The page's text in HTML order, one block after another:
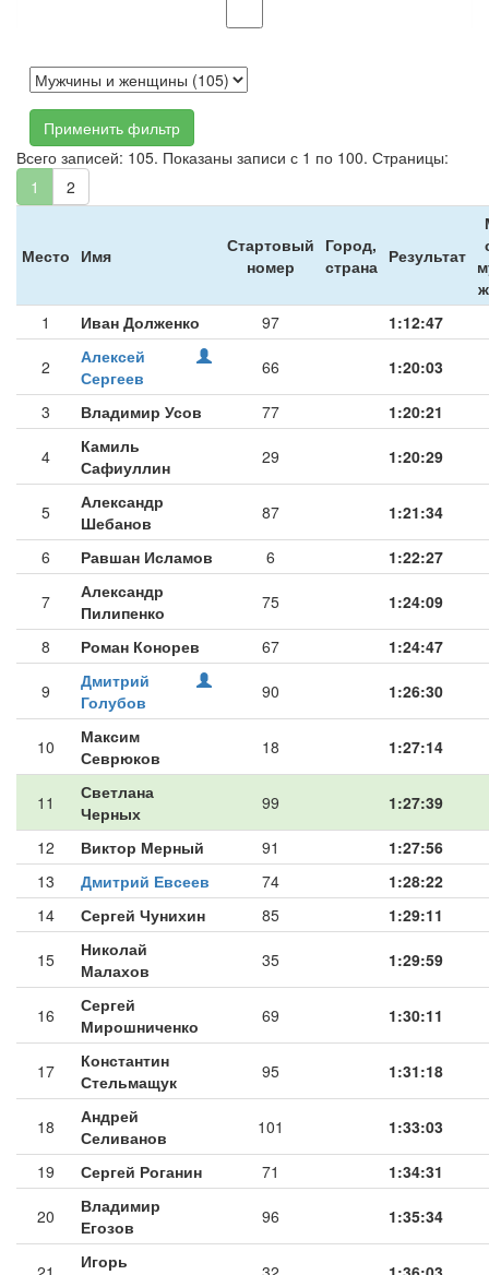
Применить фильтр
Всего записей: 105. Показаны записи с 1 по 100. Страницы:
1
2
Место Имя
Стартовый
номер
Город,
страна Результат
1
Иван Долженко 97 1:12:47
2
Алексей
Сергеев
66 1:20:03
3 Владимир Усов 77 1:20:21
4
Камиль
Сафиуллин
29 1:20:29
5
Александр
Шебанов
87 1:21:34
6 Равшан Исламов 6 1:22:27
7
Александр
Пилипенко
75 1:24:09
8 Роман Конорев 67 1:24:47
9
Дмитрий
Голубов
90 1:26:30
10
Максим
Севрюков
18 1:27:14
11
Светлана
Черных
99 1:27:39
12 Виктор Мерный 91
1:27:56
13
Дмитрий Евсеев 74
1:28:22
14
Сергей Чунихин 85 1:29:11
15
Николай
Малахов
35 1:29:59
16
Сергей
Мирошниченко
69 1:30:11
17
Константин
Стельмащук
95 1:31:18
18
Андрей
Селиванов
101 1:33:03
19 Сергей Роганин 71 1:34:31
20
Владимир
Егозов
96 1:35:34
Игорь